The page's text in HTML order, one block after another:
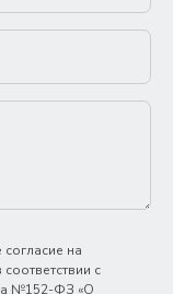
на
с
№152-ФЗ «О